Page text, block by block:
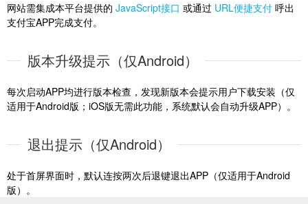
网站需集成本平台提供的 JavaScript接口 或通过 URL便捷支付 呼出
支付宝APP完成支付。
版本升级提示（仅Android）
每次启动APP均进行版本检查，发现新版本会提示用户下载安装（仅
适用于Android版；iOS版无需此功能，系统默认会自动升级APP）。
退出提示（仅Android）
处于首屏界面时，默认连按两次后退键退出APP（仅适用于Android
版）。